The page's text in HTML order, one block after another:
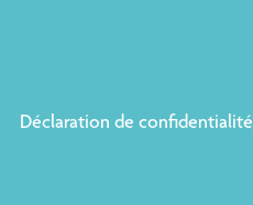
Déclaration de confidentialité